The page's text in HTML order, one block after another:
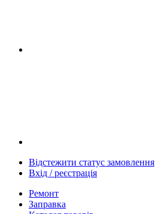
Відстежити статус замовлення
Вхід / реєстрація
Ремонт
Заправка